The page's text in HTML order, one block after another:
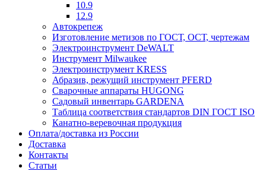
10.9
12.9
Автокрепеж
Изготовление метизов по ГОСТ, ОСТ, чертежам
Электроинструмент DeWALT
Инструмент Milwaukee
Электроинструмент KRESS
Абразив, режущий инструмент PFERD
Сварочные аппараты HUGONG
Садовый инвентарь GARDENA
Таблица соответствия стандартов DIN ГОСТ ISO
Канатно-веревочная продукция
Оплата/доставка из России
Доставка
Контакты
Статьи